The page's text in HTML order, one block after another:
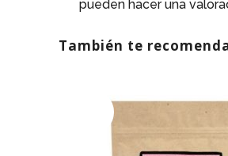
pueden hacer una
También te
AGOTADO